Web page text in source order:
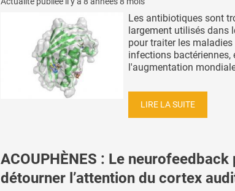
Les antibiotiques sont
largement utilisés dans
pour traiter les maladies
infections bactériennes,
l'augmentation mondiale
LIRE LA SUITE
ACOUPHÈNES : Le neurofeedback
détourner l’attention du cortex